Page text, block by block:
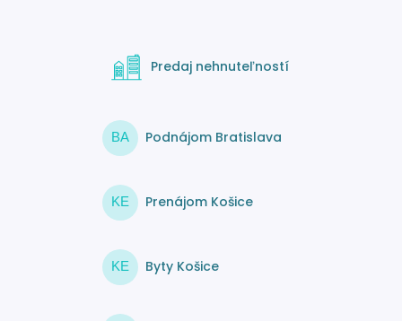
Predaj nehnuteľností
BA Podnájom Bratislava
KE Prenájom Košice
KE Byty Košice